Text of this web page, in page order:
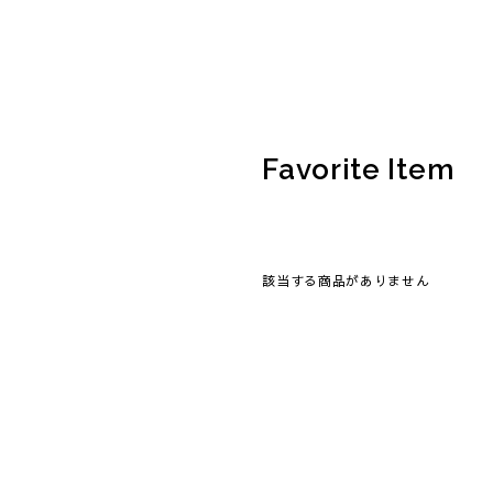
Favorite Item
該当する商品がありません